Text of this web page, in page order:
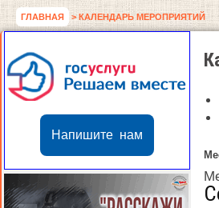
ГЛАВНАЯ > КАЛЕНДАРЬ МЕРОПРИЯТИЙ
Напишите нам